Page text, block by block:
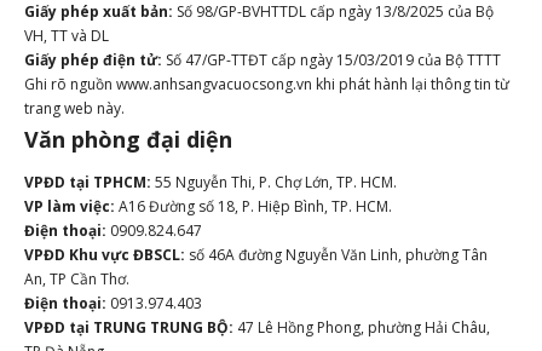
Giấy phép xuất bản: Số 98/GP-BVHTTDL cấp ngày 13/8/2025 của Bộ
VH, TT và DL
Giấy phép điện tử: Số 47/GP-TTĐT cấp ngày 15/03/2019 của Bộ TTTT
Ghi rõ nguồn www.anhsangvacuocsong.vn khi phát hành lại thông tin từ
trang web này.
Văn phòng đại diện
VPĐD tại TPHCM: 55 Nguyễn Thi, P. Chợ Lớn, TP. HCM.
VP làm việc: A16 Đường số 18, P. Hiệp Bình, TP. HCM.
Điện thoại: 0909.824.647
VPĐD Khu vực ĐBSCL: số 46A đường Nguyễn Văn Linh, phường Tân
An, TP Cần Thơ.
Điện thoại: 0913.974.403
VPĐD tại TRUNG TRUNG BỘ: 47 Lê Hồng Phong, phường Hải Châu,